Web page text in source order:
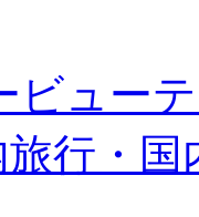
ビュー
旅行・